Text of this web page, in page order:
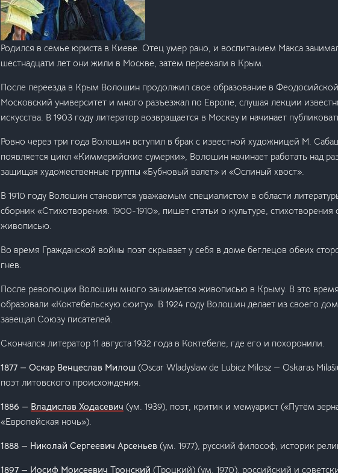
Родился в семье юриста в Киеве. Отец умер рано, и воспитанием Макса
шестнадцати лет они жили в Москве, затем переехали в Крым.
После переезда в Крым Волошин продолжил свое образование в
Московский университет и много разъезжал по Европе, слушая лекции
искусства. В 1903 году литератор возвращается в Москву и начинает
Ровно через три года Волошин вступил в брак с известной художницей М.
появляется цикл «Киммерийские сумерки», Волошин начинает работать над
защищая художественные группы «Бубновый валет» и «Ослиный хвост».
В 1910 году Волошин становится уважаемым специалистом в области
сборник «Стихотворения. 1900-1910», пишет статьи о культуре, стихотворения
живописью.
Во время Гражданской войны поэт скрывает у себя в доме беглецов обеих
гнев.
После революции Волошин много занимается живописью в Крыму. В это
образовали «Коктебельскую сюиту». В 1924 году Волошин делает из своего
завещал Союзу писателей.
Скончался литератор 11 августа 1932 года в Коктебеле, где его и похоронили.
1877 — Оскар Венцеслав Милош (Oscar Wladyslaw de Lubicz Milosz — Oskaras
поэт литовского происхождения.
1886 — Владислав Ходасевич (ум. 1939), поэт, критик и мемуарист («Путём
«Европейская ночь»).
1888 — Николай Сергеевич Арсеньев (ум. 1977), русский философ, историк
1897 — Иосиф Моисеевич Тронский (Троцкий) (ум. 1970), российский и